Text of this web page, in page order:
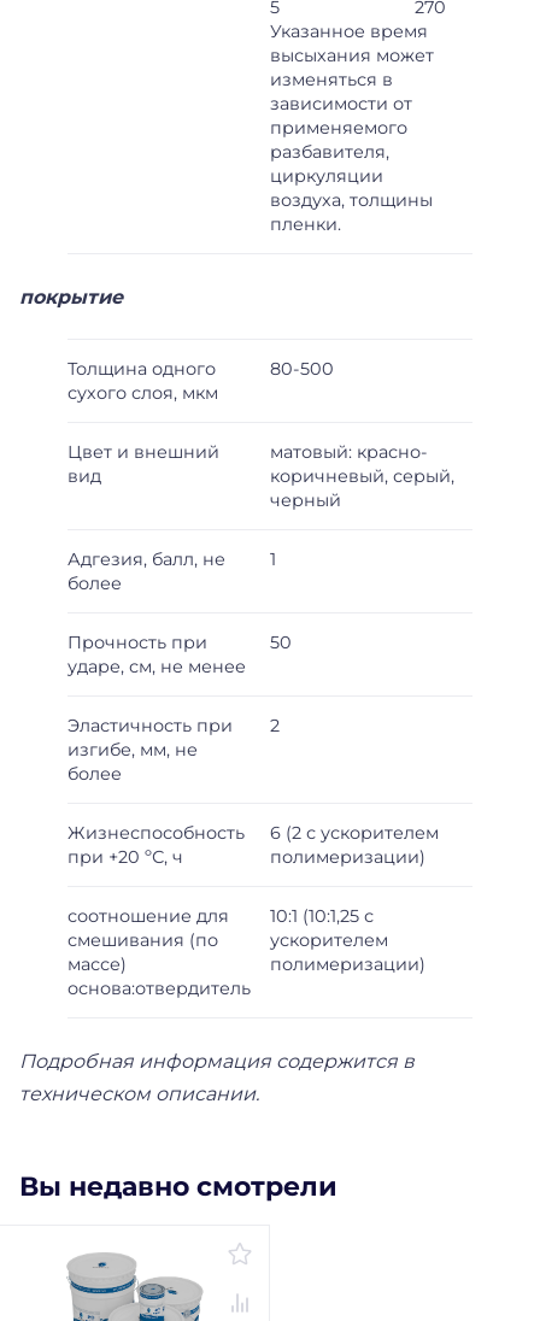
5 270
Указанное время
высыхания может
изменяться в
зависимости от
применяемого
разбавителя,
циркуляции
воздуха, толщины
пленки.
покрытие
Толщина одного
сухого слоя, мкм
80-500
Цвет и внешний
вид
матовый: красно-
коричневый, серый,
черный
Адгезия, балл, не
более
1
Прочность при
ударе, см, не менее
50
Эластичность при
изгибе, мм, не
более
2
Жизнеспособность
при +20 ºС, ч
6 (2 с ускорителем
полимеризации)
соотношение для
смешивания (по
массе)
основа:отвердитель
10:1 (10:1,25 с
ускорителем
полимеризации)
Подробная информация содержится в
техническом описании.
Вы недавно смотрели